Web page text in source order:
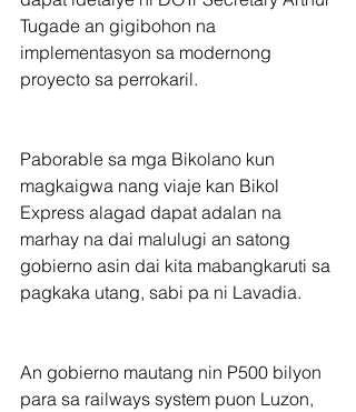
Tugade an gigibohon na
implementasyon sa modernong
proyecto sa perrokaril.
Paborable sa mga Bikolano kun
magkaigwa nang viaje kan Bikol
Express alagad dapat adalan na
marhay na dai malulugi an satong
gobierno asin dai kita mabangkaruti sa
pagkaka utang, sabi pa ni Lavadia.
An gobierno mautang nin P500 bilyon
para sa railways system puon Luzon,